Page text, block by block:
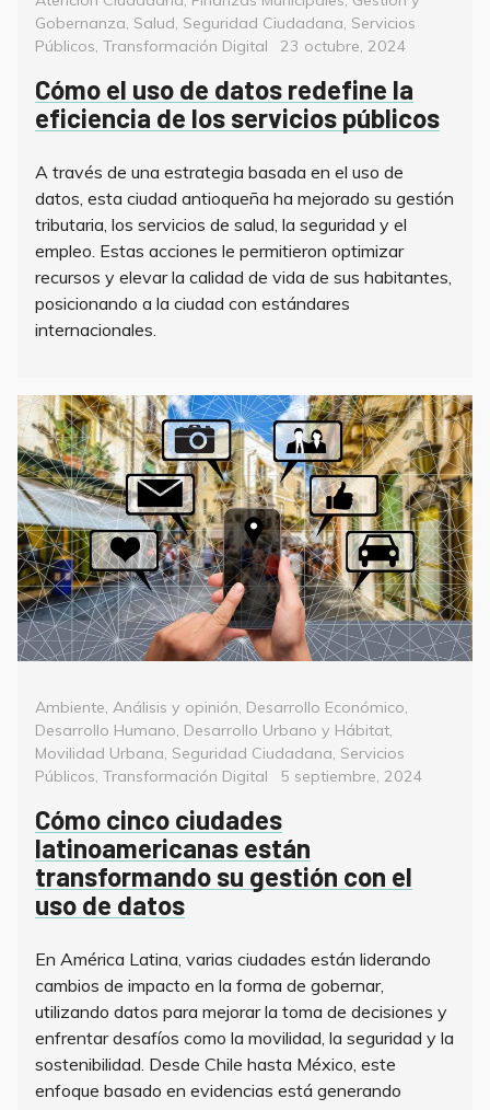
Gobernanza, Salud, Seguridad Ciudadana, Servicios
Públicos, Transformación Digital
Posted
23 octubre, 2024
Cómo el uso de datos redefine la
eficiencia de los servicios públicos
A través de una estrategia basada en el uso de
datos, esta ciudad antioqueña ha mejorado su gestión
tributaria, los servicios de salud, la seguridad y el
empleo. Estas acciones le permitieron optimizar
recursos y elevar la calidad de vida de sus habitantes,
posicionando a la ciudad con estándares
internacionales.
Categorías
Ambiente Análisis y opinión Desarrollo Económico
Desarrollo Humano Desarrollo Urbano y Hábitat
Movilidad Urbana Seguridad Ciudadana Servicios
Públicos Transformación Digital
Posted
5 septiembre, 2024
Cómo cinco ciudades
latinoamericanas están
transformando su gestión con el
uso de datos
En América Latina, varias ciudades están liderando
cambios de impacto en la forma de gobernar,
utilizando datos para mejorar la toma de decisiones y
enfrentar desafíos como la movilidad, la seguridad y la
sostenibilidad. Desde Chile hasta México, este
enfoque basado en evidencias está generando